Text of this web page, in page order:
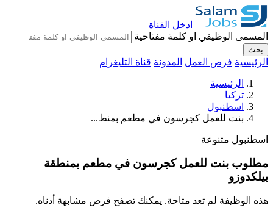
ادخل القناة
المسمى الوظيفي او كلمة مفتاحية
بحث
الرئيسية فرص العمل المدونة قناة التليغرام
الرئيسية
تركيا
اسطنبول
بنت للعمل كجرسون في مطعم بمنط...
اسطنبول متنوعة
مطلوب بنت للعمل كجرسون في مطعم بمنطقة
بيلكدوزو
هذه الوظيفة لم تعد متاحة. يمكنك تصفح فرص مشابهة أدناه.